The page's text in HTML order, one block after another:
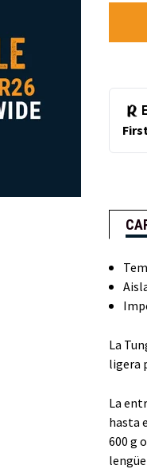
La
ligera
La
hasta
600 g